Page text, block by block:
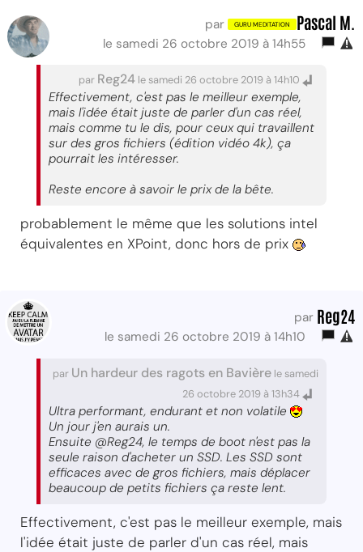
par Pascal M.
le samedi 26 octobre 2019 à 14h55
par Reg24 le samedi 26 octobre 2019 à 14h10
Effectivement, c'est pas le meilleur exemple,
mais l'idée était juste de parler d'un cas réel,
mais comme tu le dis, pour ceux qui travaillent
sur des gros fichiers (édition vidéo 4k), ça
pourrait les intéresser.
Reste encore à savoir le prix de la bête.
probablement le même que les solutions intel
équivalentes en XPoint, donc hors de prix
par Reg24
le samedi 26 octobre 2019 à 14h10
par Un hardeur des ragots en Bavière le samedi
26 octobre 2019 à 13h34
Ultra performant, endurant et non volatile
Un jour j'en aurais un.
Ensuite @Reg24, le temps de boot n'est pas la
seule raison d'acheter un SSD. Les SSD sont
efficaces avec de gros fichiers, mais déplacer
beaucoup de petits fichiers ça reste lent.
Effectivement, c'est pas le meilleur exemple, mais
l'idée était juste de parler d'un cas réel, mais